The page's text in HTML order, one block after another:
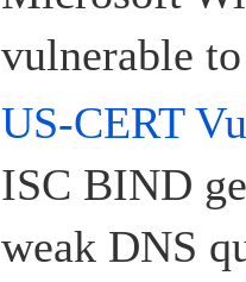
vulnerable
US-CERT
ISC BIND
weak DNS